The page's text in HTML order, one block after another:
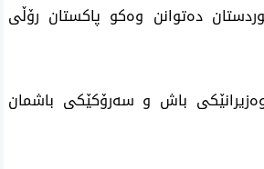
ده‌توانن وه‌كو پاكستان رۆڵی‌
باش و سه‌رۆكێكی‌ باشمان